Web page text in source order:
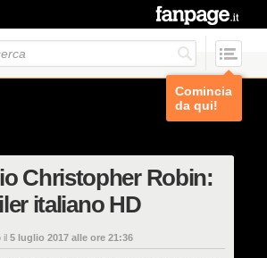
Comincia
da qui!
Christopher Robin:
italiano HD
il 5 luglio 2017 alle ore 21:36